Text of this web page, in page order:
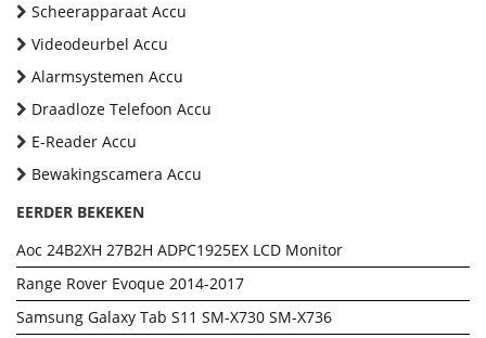
Scheerapparaat Accu
Videodeurbel Accu
Alarmsystemen Accu
Draadloze Telefoon Accu
E-Reader Accu
Bewakingscamera Accu
EERDER BEKEKEN
Aoc 24B2XH 27B2H ADPC1925EX LCD Monitor
Range Rover Evoque 2014-2017
Samsung Galaxy Tab S11 SM-X730 SM-X736